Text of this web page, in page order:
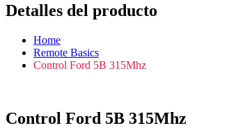
Detalles del producto
Home
Remote Basics
Control Ford 5B 315Mhz
Control Ford 5B 315Mhz